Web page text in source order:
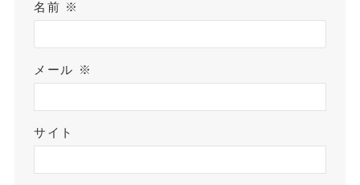
名前 ※
メール ※
サイト